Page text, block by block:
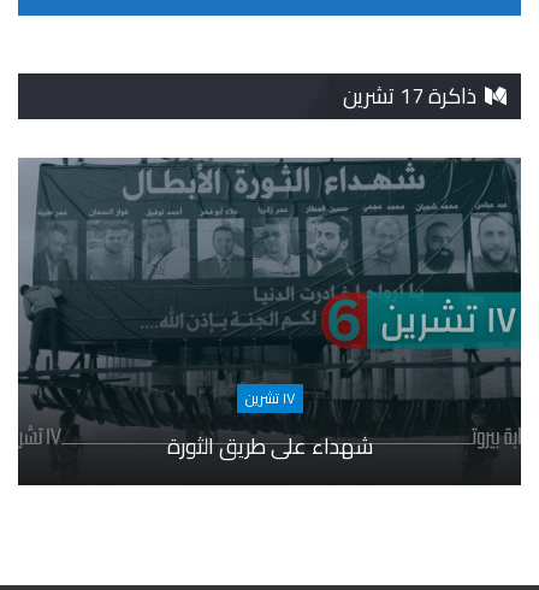
ذاكرة 17 تشرين
١٧ تشرين
شهداء على طريق الثورة